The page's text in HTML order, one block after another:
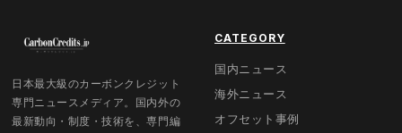
日本最大級のカーボンクレジット
専門ニュースメディア。国内外の
最新動向・制度・技術を、専門編
CATEGORY
国内ニュース
海外ニュース
オフセット事例